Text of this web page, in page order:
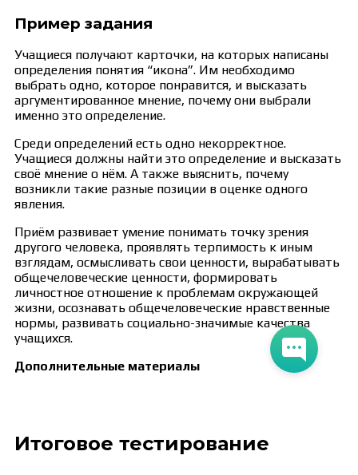
Пример задания
Учащиеся получают карточки, на которых написаны
определения понятия “икона”. Им необходимо
выбрать одно, которое понравится, и высказать
аргументированное мнение, почему они выбрали
именно это определение.
Среди определений есть одно некорректное.
Учащиеся должны найти это определение и высказать
своё мнение о нём. А также выяснить, почему
возникли такие разные позиции в оценке одного
явления.
Приём развивает умение понимать точку зрения
другого человека, проявлять терпимость к иным
взглядам, осмысливать свои ценности, вырабатывать
общечеловеческие ценности, формировать
личностное отношение к проблемам окружающей
жизни, осознавать общечеловеческие нравственные
нормы, развивать социально-значимые качества
учащихся.
Дополнительные материалы
Итоговое тестирование